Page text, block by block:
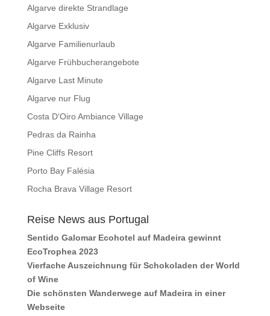
Algarve direkte Strandlage
Algarve Exklusiv
Algarve Familienurlaub
Algarve Frühbucherangebote
Algarve Last Minute
Algarve nur Flug
Costa D‘Oiro Ambiance Village
Pedras da Rainha
Pine Cliffs Resort
Porto Bay Falésia
Rocha Brava Village Resort
Reise News aus Portugal
Sentido Galomar Ecohotel auf Madeira gewinnt
EcoTrophea 2023
Vierfache Auszeichnung für Schokoladen der World
of Wine
Die schönsten Wanderwege auf Madeira in einer
Webseite